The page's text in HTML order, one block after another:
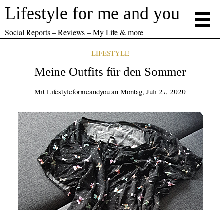
Lifestyle for me and you
Social Reports – Reviews – My Life & more
LIFESTYLE
Meine Outfits für den Sommer
Mit Lifestyleformeandyou an Montag, Juli 27, 2020